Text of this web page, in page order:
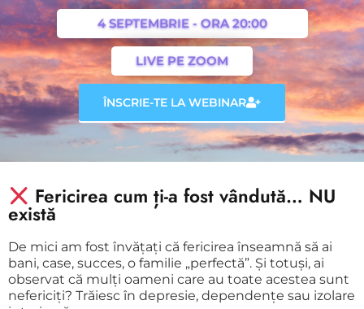
4 SEPTEMBRIE - ORA 20:00
LIVE PE ZOOM
ÎNSCRIE-TE LA WEBINAR
Fericirea cum ți-a fost vândută… NU
există
De mici am fost învățați că fericirea înseamnă să ai
bani, case, succes, o familie „perfectă”. Și totuși, ai
observat că mulți oameni care au toate acestea sunt
nefericiți? Trăiesc în depresie, dependențe sau izolare